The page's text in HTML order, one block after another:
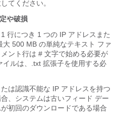
てください。
や破損
行につき 1 つの IP アドレスまた
500 MB の単純なテキスト ファ
ント行は # 文字で始める必要が
ルは、
.txt 拡張子を使用する必
は認識不能な IP アドレスを持つ
、システムは古いフィード デー
初回のダウンロードである場合